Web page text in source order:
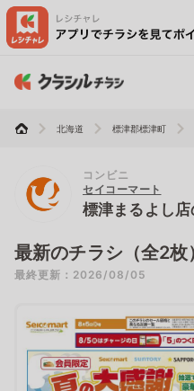
北海道 標津郡標津町
コンビニ
セイコーマート
標津まるよし
最新のチラシ（全2枚
最終更新：2026/08/05